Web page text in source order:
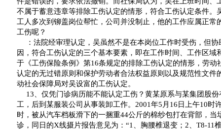
不属于蓄意违章等排除工伤认定的情形，符合工伤认定条件。
工人多次到铆盖岗位帮忙，公司并没制止，他的工作应属正常
工伤呢？
：法院经审理认定，吴虽然不是在本岗位工作时受伤，但
因，符合工伤认定的三个基本要素，即在工作时间、工作区域
于《工伤保险条例》第16条规定的排除工伤认定的情形，劳动
认定的无过错原则和保护劳动者合法权益原则以及规范性文件
动社会保障局对吴设富的工伤认定。
13 、仅凭门诊病历能不能认定工伤？黄某原系与某集团股
工，后到某服装公司从事装卸工作。 2001年5 月 16 日 上午10时
时，被从汽车档板滑下的一捆重44公斤的棉纱包打在背部，当
诊，同日的X线摄片报告意见为： “1 、胸腰椎退变； 2 T8-11